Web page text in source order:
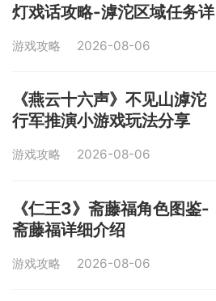
灯戏话攻略-滹沱区域任务详
游戏攻略 2026-08-06
《燕云十六声》不见山滹沱
行军推演小游戏玩法分享
游戏攻略 2026-08-06
《仁王3》斋藤福角色图鉴-
斋藤福详细介绍
游戏攻略 2026-08-06